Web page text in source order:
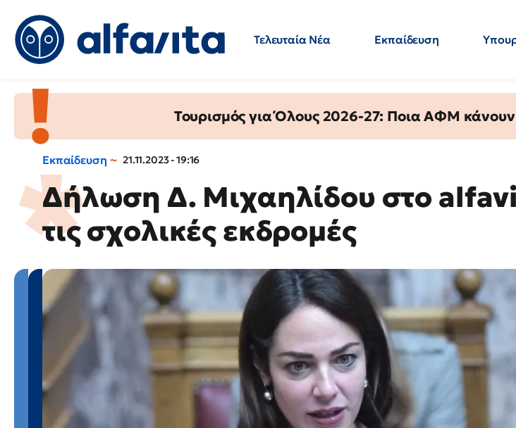
Τελευταία Νέα Εκπαίδευση
Τουρισμός για Όλους 2026-27: Ποια ΑΦΜ
Εκπαίδευση 21.11.2023 - 19:16
Δήλωση Δ. Μιχαηλίδου στο
τις σχολικές εκδρομές